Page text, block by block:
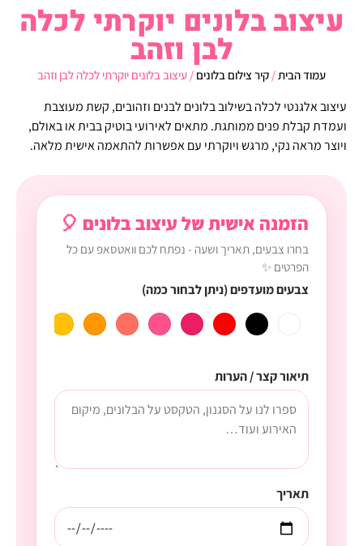
עיצוב בלונים יוקרתי לכלה
לבן וזהב
עמוד הבית/ קיר צילום בלונים / עיצוב בלונים יוקרתי לכלה לבן וזהב
עיצוב אלגנטי לכלה בשילוב בלונים לבנים וזהובים, קשת מעוצבת
ועמדת קבלת פנים ממותגת. מתאים לאירועי בוטיק בבית או באולם,
ויוצר מראה נקי, מרגש ויוקרתי עם אפשרות להתאמה אישית מלאה.
הזמנה אישית של עיצוב בלונים 🎈
בחרו צבעים, תאריך ושעה - נפתח לכם וואטסאפ עם כל
הפרטים ✨
צבעים מועדפים (ניתן לבחור כמה)
תיאור קצר / הערות
תאריך